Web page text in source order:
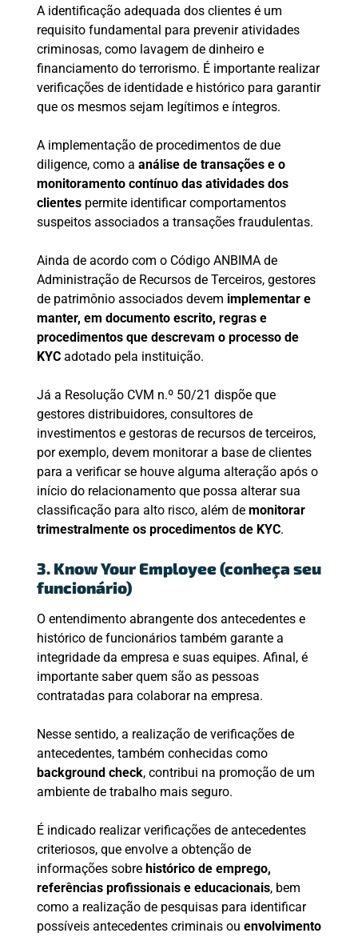
A identificação adequada dos clientes é um
requisito fundamental para prevenir atividades
criminosas, como lavagem de dinheiro e
financiamento do terrorismo. É importante realizar
verificações de identidade e histórico para garantir
que os mesmos sejam legítimos e íntegros.
A implementação de procedimentos de due
diligence, como a análise de transações e o
monitoramento contínuo das atividades dos
clientespermite identificar comportamentos
suspeitos associados a transações fraudulentas.
Ainda de acordo com o Código ANBIMA de
Administração de Recursos de Terceiros, gestores
de patrimônio associados devem implementar e
manter, em documento escrito, regras e
procedimentos que descrevam o processo de
KYCadotado pela instituição.
Já a Resolução CVM n.º 50/21 dispõe que
gestores distribuidores, consultores de
investimentos e gestoras de recursos de terceiros,
por exemplo, devem monitorar a base de clientes
para a verificar se houve alguma alteração após o
início do relacionamento que possa alterar sua
classificação para alto risco, além de monitorar
trimestralmente os procedimentos de KYC.
3. Know Your Employee (conheça seu
funcionário)
O entendimento abrangente dos antecedentes e
histórico de funcionários também garante a
integridade da empresa e suas equipes. Afinal, é
importante saber quem são as pessoas
contratadas para colaborar na empresa.
Nesse sentido, a realização de verificações de
antecedentes, também conhecidas como
background check, contribui na promoção de um
ambiente de trabalho mais seguro.
É indicado realizar verificações de antecedentes
criteriosos, que envolve a obtenção de
informações sobre histórico de emprego,
referências profissionais e educacionais, bem
como a realização de pesquisas para identificar
possíveis antecedentes criminais ou envolvimento